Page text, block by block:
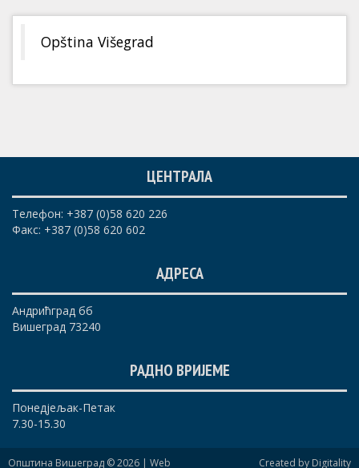
Opština Višegrad
ЦЕНТРАЛА
Телефон: +387 (0)58 620 226
Факс: +387 (0)58 620 602
АДРЕСА
Андрићград бб
Вишеград 73240
РАДНО ВРИЈЕМЕ
Понедјељак-Петак
7.30-15.30
Општина Вишеград © 2026 | Web Created by Digitality